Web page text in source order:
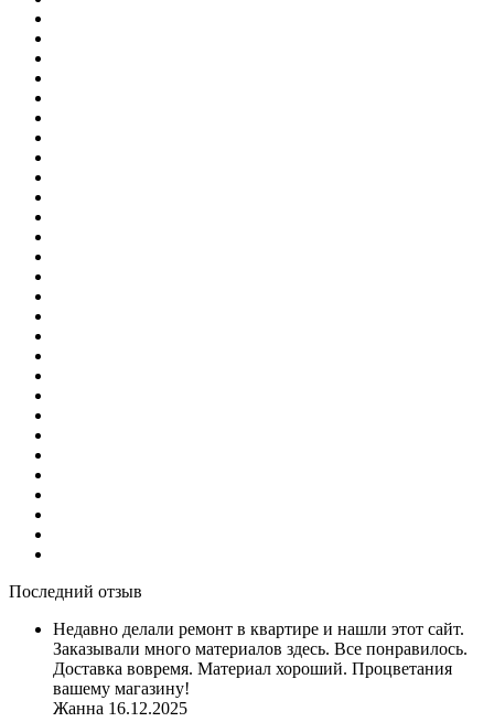
Последний отзыв
Недавно делали ремонт в квартире и нашли этот сайт.
Заказывали много материалов здесь. Все понравилось.
Доставка вовремя. Материал хороший. Процветания
вашему магазину!
Жанна 16.12.2025